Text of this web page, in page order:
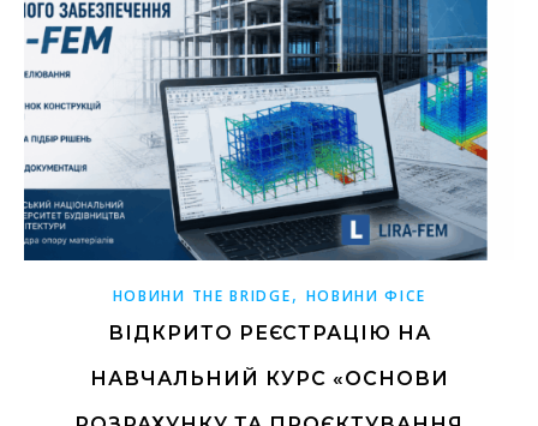
НОВИНИ THE BRIDGE, НОВИНИ ФІСЕ
ВІДКРИТО РЕЄСТРАЦІЮ НА
НАВЧАЛЬНИЙ КУРС «ОСНОВИ